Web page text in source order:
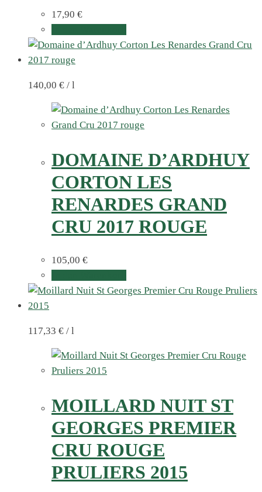
17,90 €
140,00 € / l
DOMAINE D’ARDHUY
CORTON LES
RENARDES GRAND
CRU 2017 ROUGE
105,00 €
117,33 € / l
MOILLARD NUIT ST
GEORGES PREMIER
CRU ROUGE
PRULIERS 2015